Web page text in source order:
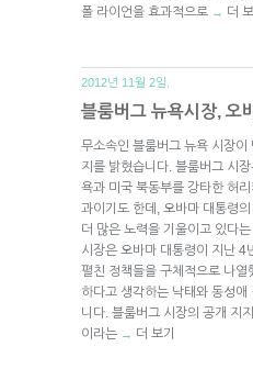
폴 라이언을 효과적으로 → 더 보
2012년 11월 2일.
블룸버그 뉴욕시장, 오
무소속인 블룸버그 뉴욕 시장이
지를 밝혔습니다. 블룸버그 시
욕과 미국 북동부를 강타한 허
과이기도 한데, 오바마 대통령
더 많은 노력을 기울이고 있다
시장은 오바마 대통령이 지난 4
펼친 정책들을 구체적으로 나
하다고 생각하는 낙태와 동성
니다. 블룸버그 시장의 공개 지
이라는 → 더 보기